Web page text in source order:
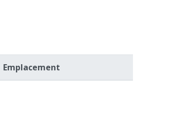
Emplacement